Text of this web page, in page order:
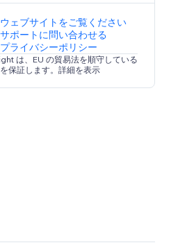
ウェブサイトをご覧ください
サポートに問い合わせる
プライバシーポリシー
は、EU の貿易法を順守している
保証します。詳細を表示